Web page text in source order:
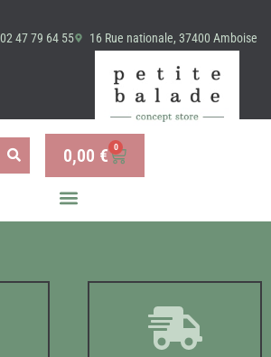
02 47 79 64 55 16 Rue nationale, 37400 Amboise
0,00 € 0
Panier